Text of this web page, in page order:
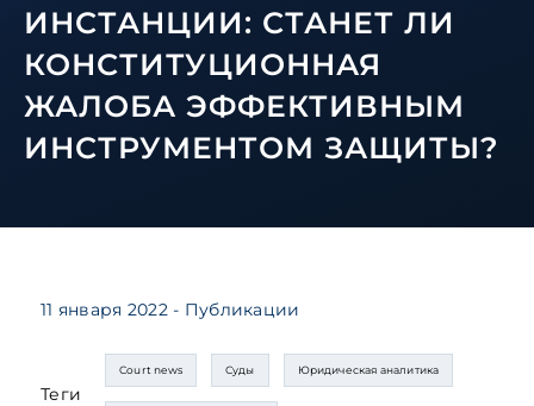
ИНСТАНЦИИ: СТАНЕТ ЛИ
КОНСТИТУЦИОННАЯ
ЖАЛОБА ЭФФЕКТИВНЫМ
ИНСТРУМЕНТОМ ЗАЩИТЫ?
11 января 2022 - Публикации
Теги
Court news Суды Юридическая аналитика